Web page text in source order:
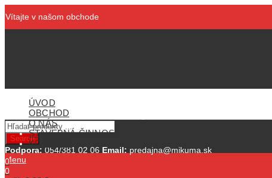
Vítajte v našom obchode
Search
Podpora: 054/381 02 06 Email: predajna@mikuma.sk
Menu
ÚVOD
OBCHOD
O NÁS
STAVEBNÁ ČINNOSŤ
KONTAKT
0
0